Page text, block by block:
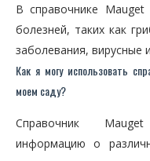
В справочнике
болезней, таких как
заболевания, вирусные
Как я могу использовать
моем саду?
Справочник
информацию о